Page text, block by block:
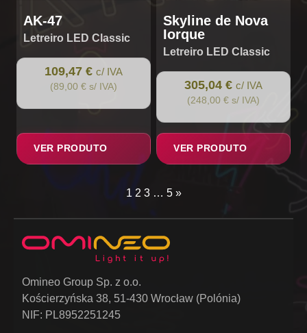
AK-47
Letreiro LED Classic
109,47 € c/ IVA
(89,00 € s/ IVA)
VER PRODUTO
Skyline de Nova
Iorque
Letreiro LED Classic
305,04 € c/ IVA
(248,00 € s/ IVA)
VER PRODUTO
1 2 3 … 5 »
Omineo Group Sp. z o.o.
Kościerzyńska 38, 51-430 Wrocław (Polónia)
NIF: PL8952251245